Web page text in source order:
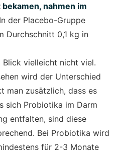
nahmen im
der Placebo-Gruppe
Durchschnitt 0,1 kg in
vielleicht nicht viel.
wird der Unterschied
man zusätzlich, dass es
sich Probiotika im Darm
entfalten, sind diese
Bei Probiotika wird
für 2-3 Monate